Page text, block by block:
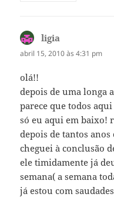
ligia
abril 15, 2010 às 4:31 pm
olá!!
depois de uma longa
parece que todos
só eu aqui em baixo!
depois de tantos
cheguei à conclusão
ele timidamente já
semana( a semana
já estou com